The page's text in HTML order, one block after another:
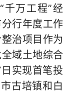
万工程”经
行年度工作
治项目作为
域土地综合
实现首笔投
古培镇和白